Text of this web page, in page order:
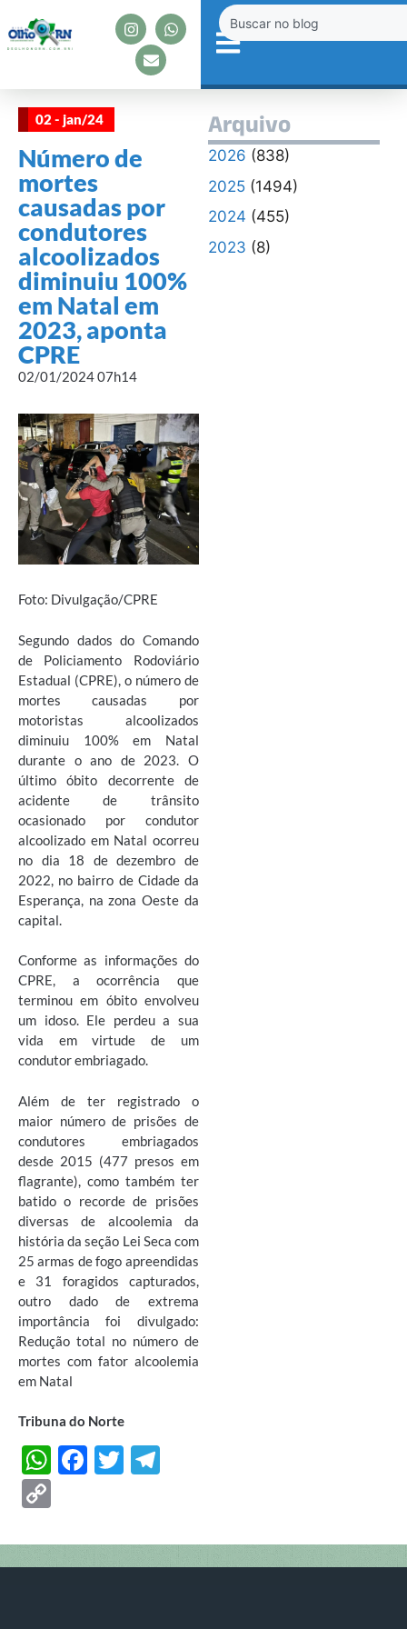
02 - jan/24
Número de
mortes
causadas por
condutores
alcoolizados
diminuiu 100%
em Natal em
2023, aponta
CPRE
02/01/2024 07h14
Foto: Divulgação/CPRE
Segundo dados do Comando
de Policiamento Rodoviário
Estadual (CPRE), o número de
mortes causadas por
motoristas alcoolizados
diminuiu 100% em Natal
durante o ano de 2023. O
último óbito decorrente de
acidente de trânsito
ocasionado por condutor
alcoolizado em Natal ocorreu
no dia 18 de dezembro de
2022, no bairro de Cidade da
Esperança, na zona Oeste da
capital.
Conforme as informações do
CPRE, a ocorrência que
terminou em óbito envolveu
um idoso. Ele perdeu a sua
vida em virtude de um
condutor embriagado.
Além de ter registrado o
maior número de prisões de
condutores embriagados
desde 2015 (477 presos em
flagrante), como também ter
batido o recorde de prisões
diversas de alcoolemia da
história da seção Lei Seca com
25 armas de fogo apreendidas
e 31 foragidos capturados,
outro dado de extrema
importância foi divulgado:
Redução total no número de
mortes com fator alcoolemia
em Natal
Tribuna do Norte
W
s
A
F
b
o
T
er gr
a
p
Arquivo
2026 (838)
2025(1494)
2024 (455)
2023 (8)